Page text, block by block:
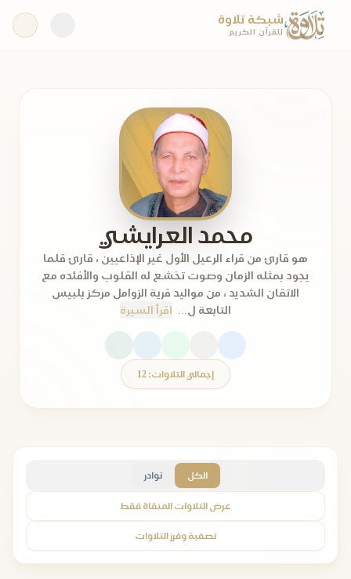
شبكة تلاوة
للقرآن الكريم
محمد العرايشي
هو قارئ من قراء الرعيل الأول غير الإذاعيين ، قارئ قلما
يجود بمثله الزمان وصوت تخشع له القلوب والأفئده مع
الاتقان الشديد ، من مواليد قرية الزوامل مركز بلبيس
التابعة ل...
اقرأ السيرة
إجمالي التلاوات: 12
الكل نوادر
عرض التلاوات المنقاة فقط
تصفية وفرز التلاوات